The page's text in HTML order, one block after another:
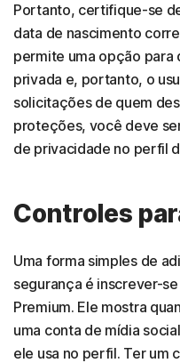
Portanto, certifique-se
data de nascimento
permite uma opção para
privada e, portanto, o
solicitações de quem
proteções, você deve
de privacidade no perfil
Controles
Uma forma simples de
segurança é inscrever-
Premium. Ele mostra
uma conta de mídia
ele usa no perfil. Ter um